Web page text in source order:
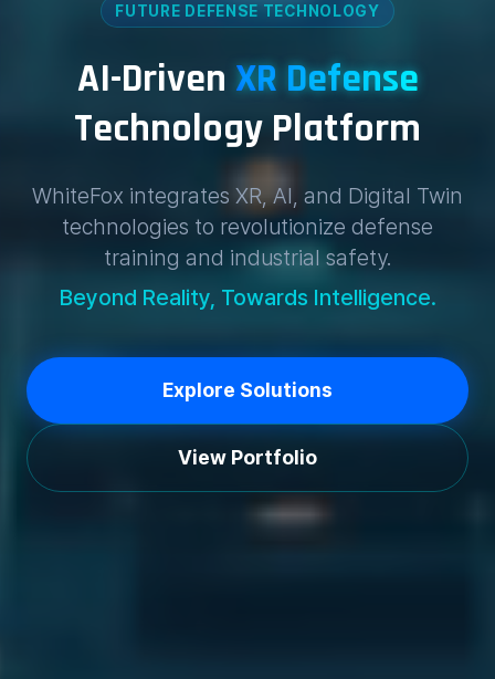
FUTURE DEFENSE TECHNOLOGY
AI-Driven XR Defense
Technology Platform
WhiteFox integrates XR, AI, and Digital Twin
technologies to revolutionize defense
training and industrial safety.
Beyond Reality, Towards Intelligence.
Explore Solutions
View Portfolio